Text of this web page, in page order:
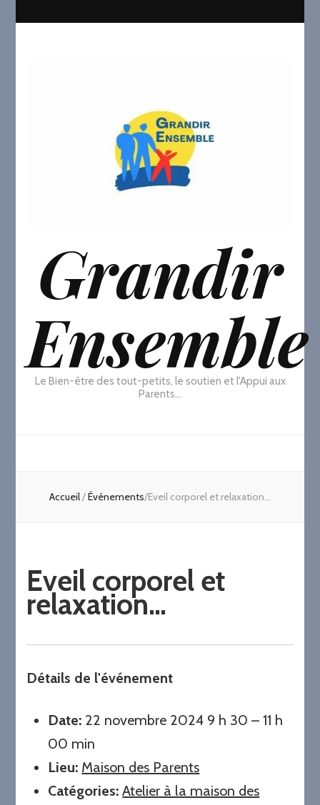
Grandir
Ensemble
Le Bien-être des tout-petits, le soutien et l'Appui aux
Parents…
Accueil/Événements/Eveil corporel et relaxation…
Eveil corporel et
relaxation…
Détails de l'événement
Date: 22 novembre 2024 9 h 30 –11 h
00 min
Lieu: Maison des Parents
Catégories: Atelier à la maison des